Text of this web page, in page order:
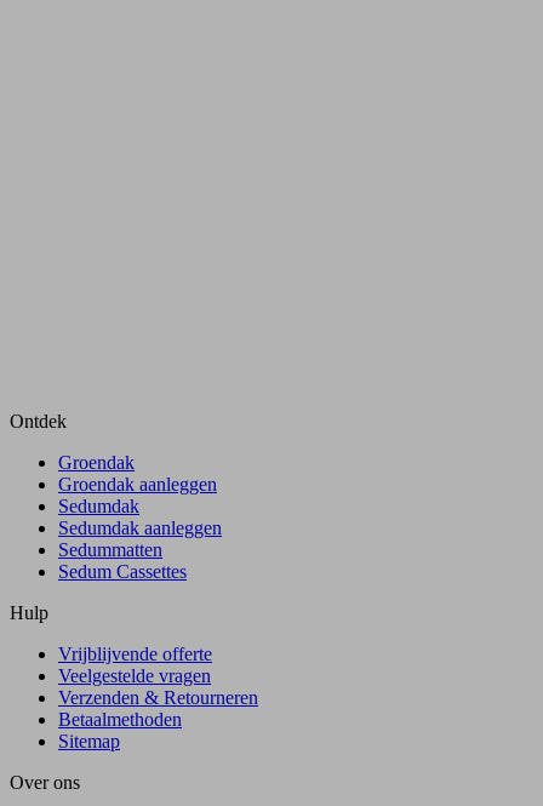
Ontdek
Groendak
Groendak aanleggen
Sedumdak
Sedumdak aanleggen
Sedummatten
Sedum Cassettes
Hulp
Vrijblijvende offerte
Veelgestelde vragen
Verzenden & Retourneren
Betaalmethoden
Sitemap
Over ons